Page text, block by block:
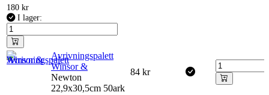
180 kr
I lager:
Avrivningspalett
Winsor &
Newton
22,9x30,5cm 50ark
84 kr